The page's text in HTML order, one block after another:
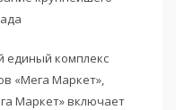
единый комплекс
«Мега Маркет»,
Маркет» включает